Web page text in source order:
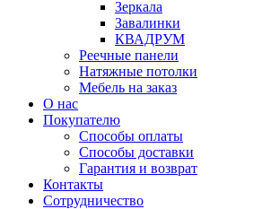
Зеркала
Завалинки
КВАДРУМ
Реечные панели
Натяжные потолки
Мебель на заказ
О нас
Покупателю
Способы оплаты
Способы доставки
Гарантия и возврат
Контакты
Сотрудничество